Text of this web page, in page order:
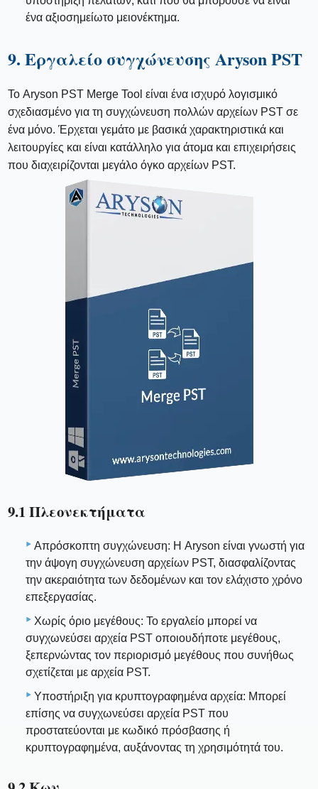
ένα αξιοσημείωτο μειονέκτημα.
9. Εργαλείο συγχώνευσης Aryson PST
Το Aryson PST Merge Tool είναι ένα ισχυρό λογισμικό
σχεδιασμένο για τη συγχώνευση πολλών αρχείων PST σε
ένα μόνο. Έρχεται γεμάτο με βασικά χαρακτηριστικά και
λειτουργίες και είναι κατάλληλο για άτομα και επιχειρήσεις
που διαχειρίζονται μεγάλο όγκο αρχείων PST.
9.1 Πλεονεκτήματα
Απρόσκοπτη συγχώνευση: Η Aryson είναι γνωστή για
την άψογη συγχώνευση αρχείων PST, διασφαλίζοντας
την ακεραιότητα των δεδομένων και τον ελάχιστο χρόνο
επεξεργασίας.
Χωρίς όριο μεγέθους: Το εργαλείο μπορεί να
συγχωνεύσει αρχεία PST οποιουδήποτε μεγέθους,
ξεπερνώντας τον περιορισμό μεγέθους που συνήθως
σχετίζεται με αρχεία PST.
Υποστήριξη για κρυπτογραφημένα αρχεία: Μπορεί
επίσης να συγχωνεύσει αρχεία PST που
προστατεύονται με κωδικό πρόσβασης ή
κρυπτογραφημένα, αυξάνοντας τη χρησιμότητά του.